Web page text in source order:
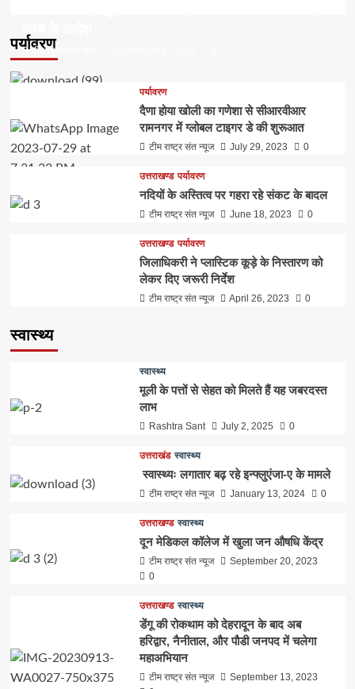
पर्यावरणटीम राष्ट्र संत न्यूज
पर्यावरण
दैणा होया खोली का गणेशा से सीआरवीआर
रामनगर में ग्लोबल टाइगर डे की शुरूआत
टीम राष्ट्र संत न्यूज July 29, 2023 0
उत्तराखण्ड पर्यावरण
नदियों के अस्तित्व पर गहरा रहे संकट के बादल
टीम राष्ट्र संत न्यूज June 18, 2023 0
उत्तराखण्ड पर्यावरण
जिलाधिकरी ने प्लास्टिक कूड़े के निस्तारण को
लेकर दिए जरूरी निर्देश
टीम राष्ट्र संत न्यूज April 26, 2023 0
स्वास्थ्य
स्वास्थ्य
मूली के पत्तों से सेहत को मिलते हैं यह जबरदस्त
लाभ
Rashtra Sant July 2, 2025 0
उत्तराखंड स्वास्थ्य
स्वास्थ्यः लगातार बढ़ रहे इन्फ्लुएंजा-ए के मामले
टीम राष्ट्र संत न्यूज January 13, 2024 0
उत्तराखण्ड स्वास्थ्य
दून मेडिकल कॉलेज में खुला जन औषधि केंद्र
टीम राष्ट्र संत न्यूज
September 20, 2023
0
उत्तराखण्ड स्वास्थ्य
डेंगू की रोकथाम को देहरादून के बाद अब
हरिद्वार, नैनीताल, और पौडी जनपद में चलेगा
महाअभियान
टीम राष्ट्र संत न्यूज
September 13, 2023